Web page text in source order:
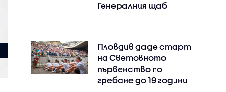
Генералния щаб
Пловдив даде старт
на Световното
първенство по
гребане до 19 години